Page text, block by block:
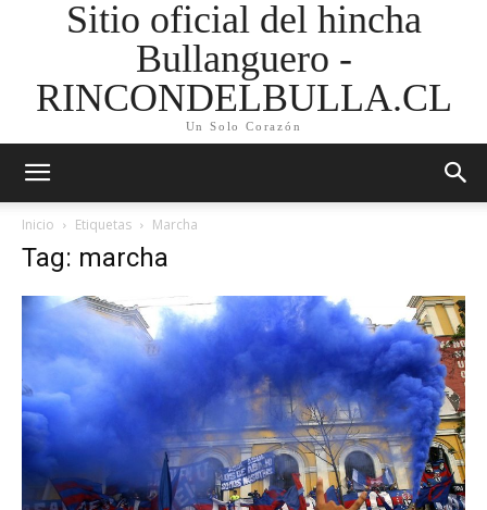
Sitio oficial del hincha
Bullanguero -
RINCONDELBULLA.CL
Un Solo Corazón
Inicio Etiquetas Marcha
Tag: marcha